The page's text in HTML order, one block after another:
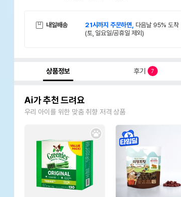
내일배송 21시까지 주문하면, 다음날 95% 도착
(토, 일요일/공휴일 제외)
상품정보 후기 7
Ai가 추천 드려요
우리 아이를 위한 맞춤 취향 저격 상품